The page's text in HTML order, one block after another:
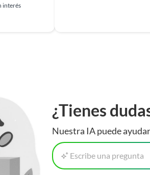
interés
¿Tienes
Nuestra IA puede
Escribe una pregunta